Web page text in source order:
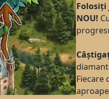
Folosiți
NOU!
Fiecare